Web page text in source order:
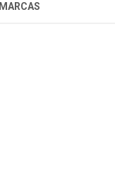
MARCAS